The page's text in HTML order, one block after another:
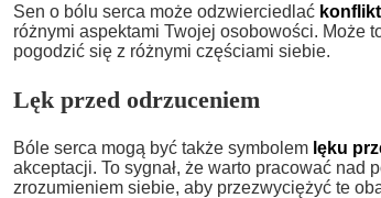
Sen o bólu serca może odzwierciedlać
różnymi aspektami Twojej osobowości. Może
pogodzić się z różnymi częściami siebie.
Lęk przed odrzuceniem
Bóle serca mogą być także symbolem lęku
akceptacji. To sygnał, że warto pracować nad
zrozumieniem siebie, aby przezwyciężyć te